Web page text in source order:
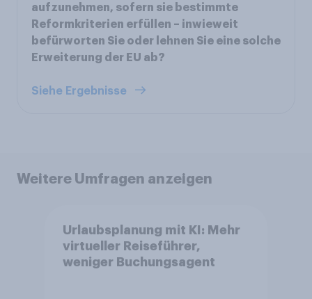
aufzunehmen, sofern sie bestimmte
Reformkriterien erfüllen – inwieweit
befürworten Sie oder lehnen Sie eine solche
Erweiterung der EU ab?
Siehe Ergebnisse
Weitere Umfragen anzeigen
Urlaubsplanung mit KI: Mehr
virtueller Reiseführer,
weniger Buchungsagent